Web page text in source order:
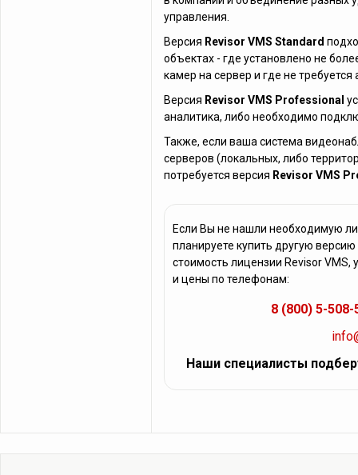
управления.
Версия Revisor VMS Standard
объектах - где установлено не
камер на сервер и где не требуется
Версия Revisor VMS Professional
аналитика, либо необходимо
Также, если ваша система
серверов (локальных, либо
потребуется версия Revisor VMS
Если Вы не нашли необходимую
планируете купить другую
стоимость лицензии Revisor VMS,
и цены по телефонам:
8 (800) 5-508-
Наши специалисты